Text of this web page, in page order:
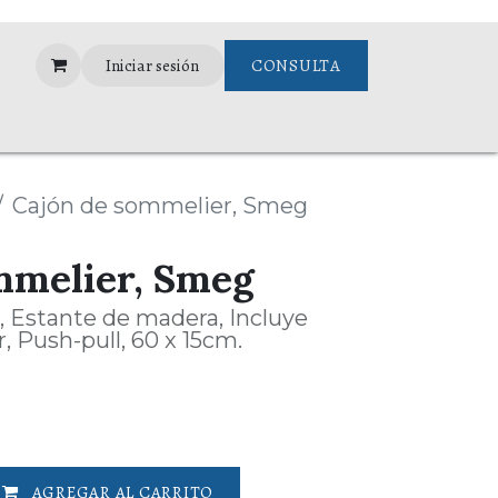
Iniciar sesión CONSULTA
Cajón de sommelier, Smeg
Smeg
Estante de madera, Incluye
Push-pull, 60 x 15cm.
AGREGAR AL CARRITO